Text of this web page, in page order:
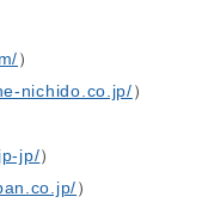
）
nichido.co.jp/）
jp/）
）